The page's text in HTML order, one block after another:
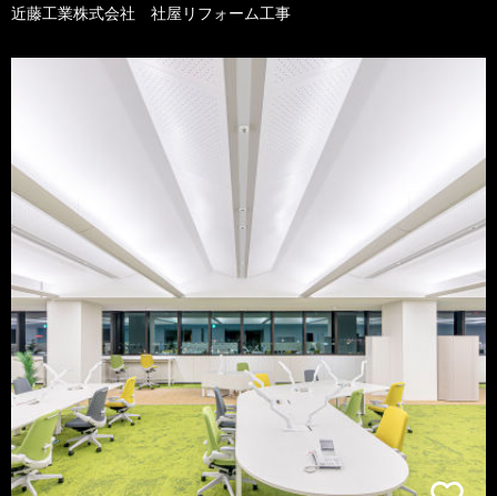
近藤工業株式会社 社屋リフォーム工事